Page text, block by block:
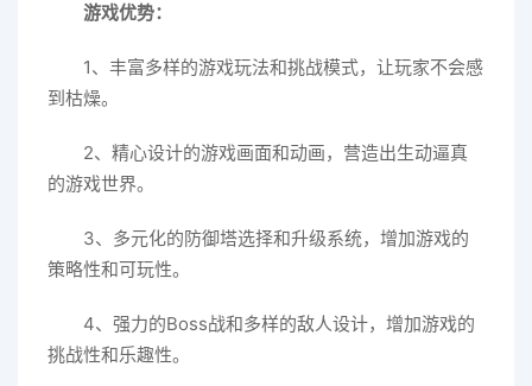
游戏优势：
1、丰富多样的游戏玩法和挑战模式，让玩家不会感
到枯燥。
2、精心设计的游戏画面和动画，营造出生动逼真
的游戏世界。
3、多元化的防御塔选择和升级系统，增加游戏的
策略性和可玩性。
4、强力的Boss战和多样的敌人设计，增加游戏的
挑战性和乐趣性。